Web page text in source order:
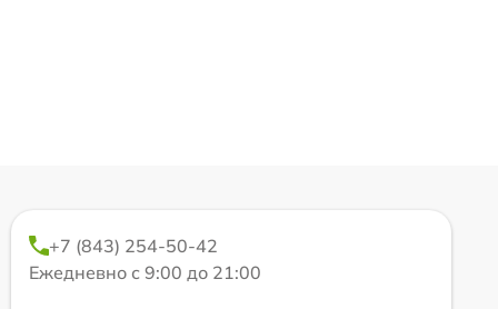
+7 (843) 254-50-42
Ежедневно с 9:00 до 21:00